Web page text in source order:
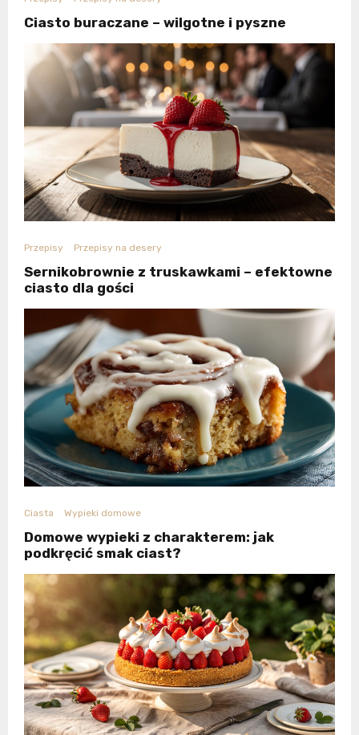
Ciasto buraczane – wilgotne i pyszne
Przepisy Przepisy na desery
Sernikobrownie z truskawkami – efektowne
ciasto dla gości
Ciasta Wypieki domowe
Domowe wypieki z charakterem: jak
podkręcić smak ciast?